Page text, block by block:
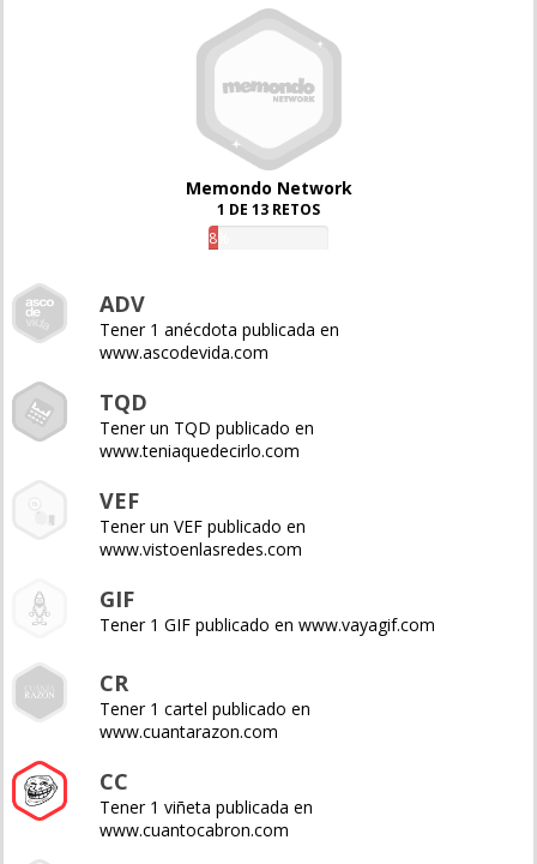
Memondo Network
1 DE 13 RETOS
8%
ADV
Tener 1 anécdota publicada en
www.ascodevida.com
TQD
Tener un TQD publicado en
www.teniaquedecirlo.com
VEF
Tener un VEF publicado en
www.vistoenlasredes.com
GIF
Tener 1 GIF publicado en www.vayagif.com
CR
Tener 1 cartel publicado en
www.cuantarazon.com
CC
Tener 1 viñeta publicada en
www.cuantocabron.com